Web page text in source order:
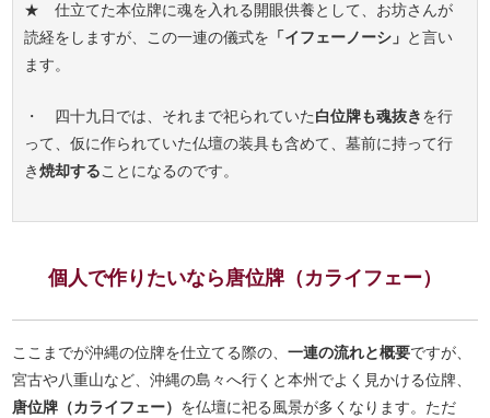
★ 仕立てた本位牌に魂を入れる開眼供養として、お坊さんが
読経をしますが、この一連の儀式を 「イフェーノーシ」 と言い
ます。
・ 四十九日では、それまで祀られていた白位牌も魂抜きを行
って、仮に作られていた仏壇の装具も含めて、墓前に持って行
き焼却することになるのです。
個人で作りたいなら唐位牌（カライフェー）
ここまでが沖縄の位牌を仕立てる際の、一連の流れと概要ですが、
宮古や八重山など、沖縄の島々へ行くと本州でよく見かける位牌、
唐位牌（カライフェー） を仏壇に祀る風景が多くなります。ただ